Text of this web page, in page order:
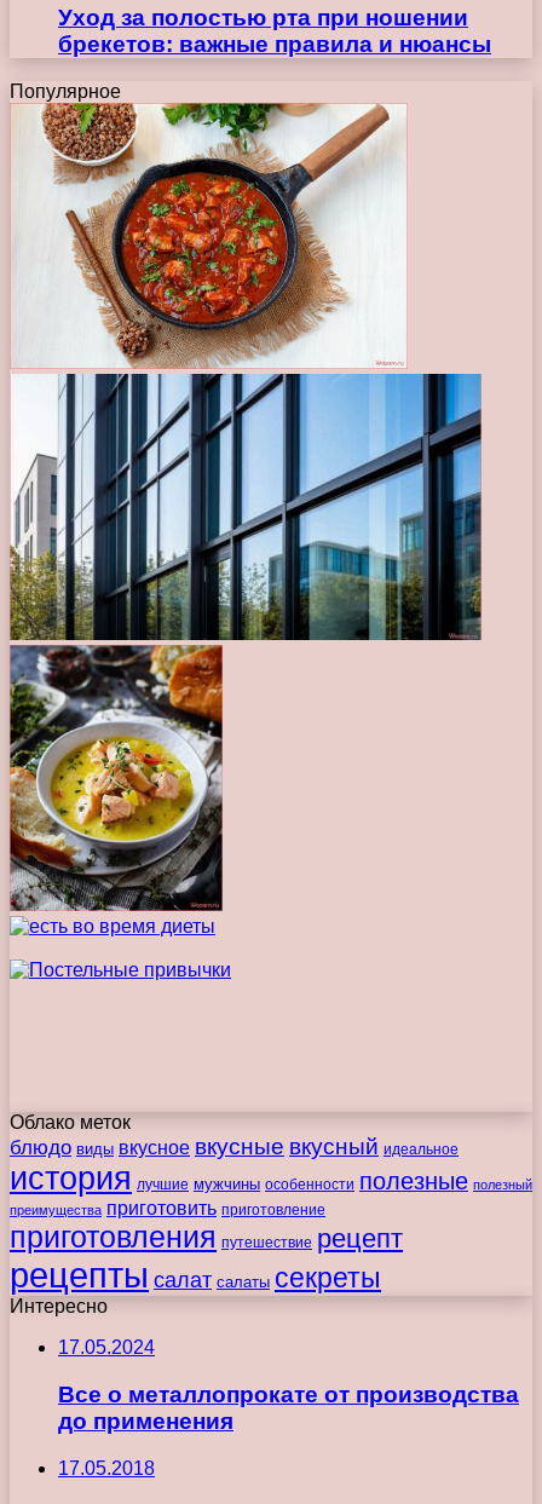
Уход за полостью рта при ношении
брекетов: важные правила и нюансы
Популярное
Облако меток
блюдо виды вкусное вкусные вкусный идеальное
история лучшие мужчины особенности полезные полезный
преимущества приготовить приготовление
приготовления путешествие рецепт
рецепты салат салаты секреты
Интересно
17.05.2024
Все о металлопрокате от производства
до применения
17.05.2018